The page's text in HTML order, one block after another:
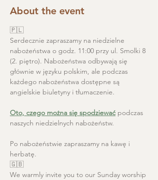
About the event
🇵🇱
Serdecznie zapraszamy na niedzielne
nabożeństwa o godz. 11:00 przy ul. Smolki 8
(2. piętro). Nabożeństwa odbywają się
głównie w języku polskim, ale podczas
każdego nabożeństwa dostępne są
angielskie biuletyny i tłumaczenie.
Oto, czego można się spodziewać podczas
naszych niedzielnych nabożeństw.
Po nabożeństwie zapraszamy na kawę i
herbatę.
🇬🇧
We warmly invite you to our Sunday worship